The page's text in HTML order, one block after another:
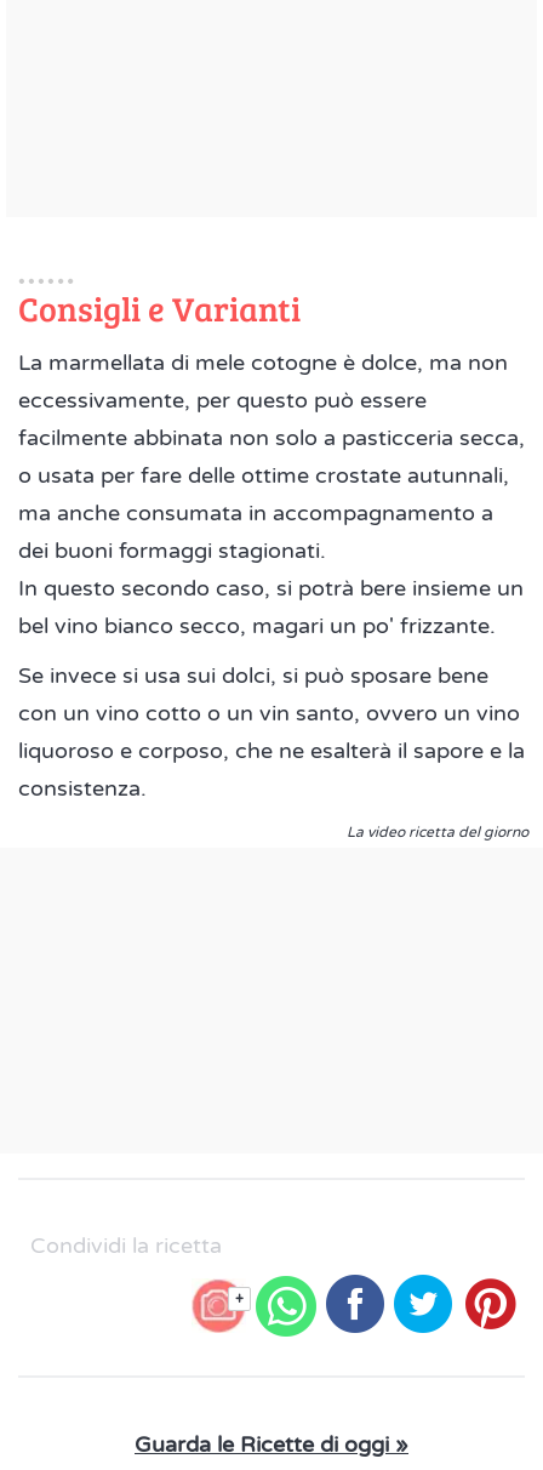
Consigli e Varianti
La marmellata di mele cotogne è dolce, ma non
eccessivamente, per questo può essere
facilmente abbinata non solo a pasticceria secca,
o usata per fare delle ottime crostate autunnali,
ma anche consumata in accompagnamento a
dei buoni formaggi stagionati.
In questo secondo caso, si potrà bere insieme un
bel vino bianco secco, magari un po' frizzante.
Se invece si usa sui dolci, si può sposare bene
con un vino cotto o un vin santo, ovvero un vino
liquoroso e corposo, che ne esalterà il sapore e la
consistenza.
La video ricetta del giorno
Condividi la ricetta
+
Guarda le Ricette di oggi »